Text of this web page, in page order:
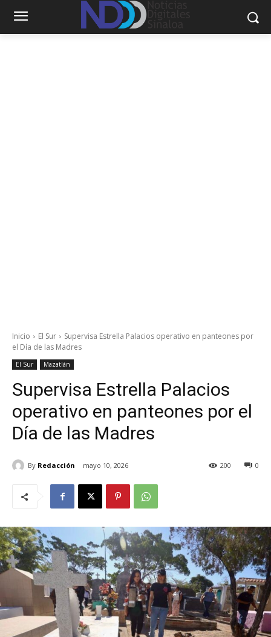
Inicio El Sur
Supervisa Estrella Palacios operativo en panteones por
el Día de las Madres
El Sur Mazatlán
Supervisa Estrella Palacios
operativo en panteones por el
Día de las Madres
By Redacción mayo 10, 2026 0
200